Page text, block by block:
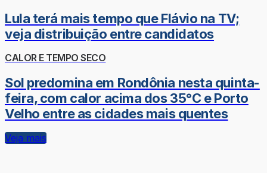
Lula terá mais tempo que Flávio na TV;
veja distribuição entre candidatos
CALOR E TEMPO SECO
Sol predomina em Rondônia nesta quinta-
feira, com calor acima dos 35°C e Porto
Velho entre as cidades mais quentes
Veja mais